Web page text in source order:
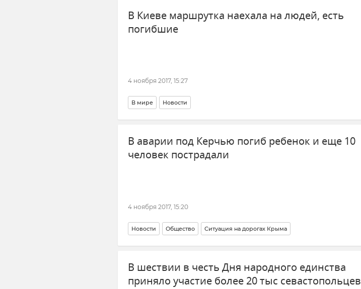
В Киеве маршрутка наехала на людей, есть
погибшие
4 ноября 2017, 15:27
В мире Новости
В аварии под Керчью погиб ребенок и еще 10
человек пострадали
4 ноября 2017, 15:20
Новости Общество Ситуация на дорогах Крыма
В шествии в честь Дня народного единства
приняло участие более 20 тыс севастопольцев